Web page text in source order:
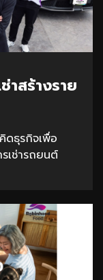
สร้างราย
ดธุรกิจเพื่อ
เช่ารถยนต์